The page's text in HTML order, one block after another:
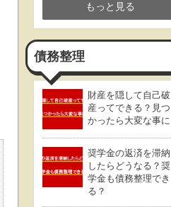
もっと見る
債務整理
財産を隠して自己破
産ってできる？見つ
かったら大変な事に
奨学金の返済を滞納
したらどうなる？奨
学金も債務整理でき
る？